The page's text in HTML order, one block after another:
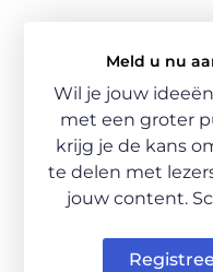
Meld u nu
Wil je jouw
met een groter
krijg je de kans
te delen met
jouw content.